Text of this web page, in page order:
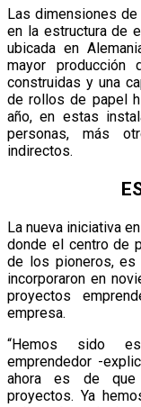
Las dimensiones
en la estructura de
ubicada en
mayor
construidas y una
de rollos de papel
año, en estas
personas, más
indirectos.
La nueva iniciativa
donde el centro de
de los pioneros, es
incorporaron en
proyectos
empresa.
“Hemos sido
emprendedor -
ahora es de que
proyectos. Ya